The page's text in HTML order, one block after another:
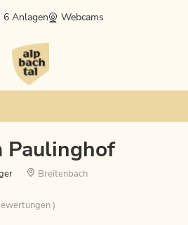
6 Anlagen Webcams
Paulinghof
Breitenbach
)